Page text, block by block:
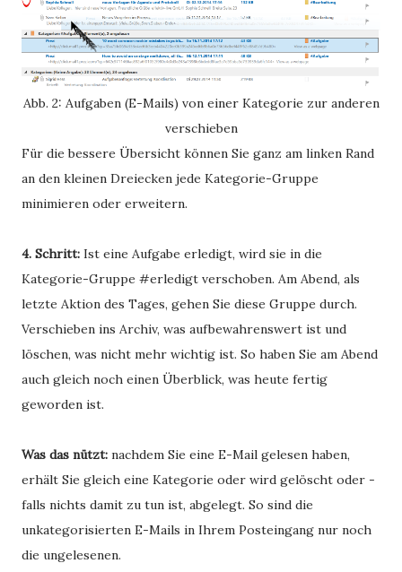
Abb. 2: Aufgaben (E-Mails) von einer Kategorie zur anderen
verschieben
Für die bessere Übersicht können Sie ganz am linken Rand
an den kleinen Dreiecken jede Kategorie-Gruppe
minimieren oder erweitern.
4. Schritt: Ist eine Aufgabe erledigt, wird sie in die
Kategorie-Gruppe #erledigt verschoben. Am Abend, als
letzte Aktion des Tages, gehen Sie diese Gruppe durch.
Verschieben ins Archiv, was aufbewahrenswert ist und
löschen, was nicht mehr wichtig ist. So haben Sie am Abend
auch gleich noch einen Überblick, was heute fertig
geworden ist.
Was das nützt: nachdem Sie eine E-Mail gelesen haben,
erhält Sie gleich eine Kategorie oder wird gelöscht oder -
falls nichts damit zu tun ist, abgelegt. So sind die
unkategorisierten E-Mails in Ihrem Posteingang nur noch
die ungelesenen.